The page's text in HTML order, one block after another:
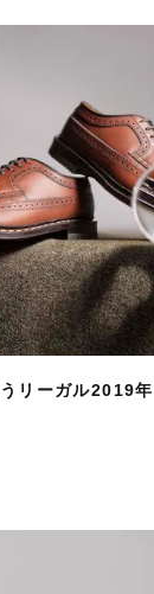
リーガル2019年